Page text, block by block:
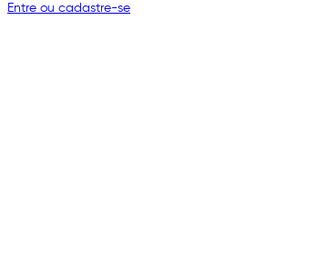
Entre ou cadastre-se